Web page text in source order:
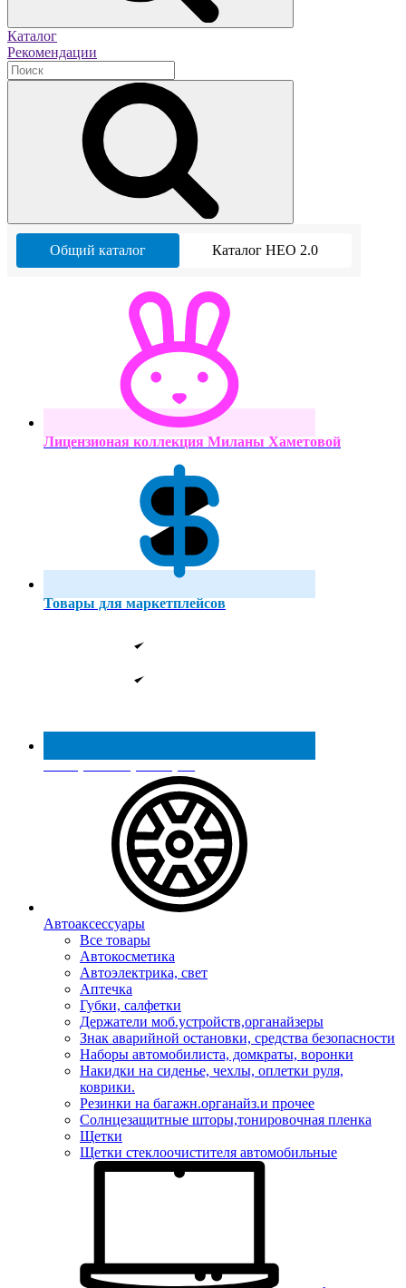
Каталог
Рекомендации
Общий каталог Каталог НЕО 2.0
Лицензионая коллекция Миланы Хаметовой
Товары для маркетплейсов
Реестр МинПромТорга
Автоаксессуары
Все товары
Автокосметика
Автоэлектрика, свет
Аптечка
Губки, салфетки
Держатели моб.устройств,органайзеры
Знак аварийной остановки, средства безопасности
Наборы автомобилиста, домкраты, воронки
Накидки на сиденье, чехлы, оплетки руля,
коврики.
Резинки на багажн.органайз.и прочее
Солнцезащитные шторы,тонировочная пленка
Щетки
Щетки стеклоочистителя автомобильные